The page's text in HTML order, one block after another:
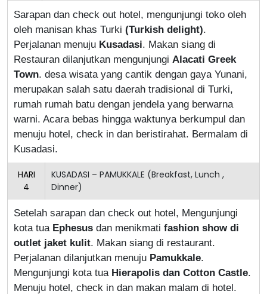
Sarapan dan check out hotel, mengunjungi toko oleh
oleh manisan khas Turki (Turkish delight).
Perjalanan menuju Kusadasi. Makan siang di
Restauran dilanjutkan mengunjungi Alacati Greek
Town. desa wisata yang cantik dengan gaya Yunani,
merupakan salah satu daerah tradisional di Turki,
rumah rumah batu dengan jendela yang berwarna
warni. Acara bebas hingga waktunya berkumpul dan
menuju hotel, check in dan beristirahat. Bermalam di
Kusadasi.
HARI
4
KUSADASI – PAMUKKALE (Breakfast, Lunch ,
Dinner)
Setelah sarapan dan check out hotel, Mengunjungi
kota tua Ephesus dan menikmati fashion show di
outlet jaket kulit. Makan siang di restaurant.
Perjalanan dilanjutkan menuju Pamukkale.
Mengunjungi kota tua Hierapolis dan Cotton Castle.
Menuju hotel, check in dan makan malam di hotel.